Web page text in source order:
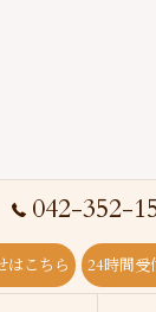
042-352-
はこちら 24時間受